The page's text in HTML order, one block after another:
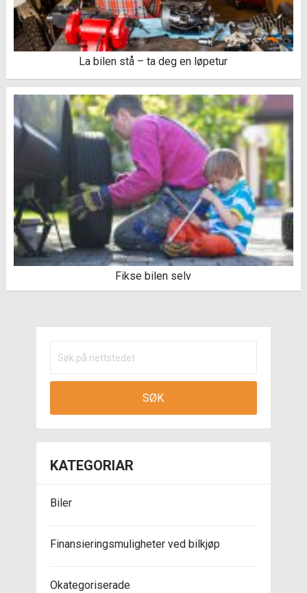
La bilen stå – ta deg en løpetur
Fikse bilen selv
KATEGORIAR
Biler
Finansieringsmuligheter ved bilkjøp
Okategoriserade